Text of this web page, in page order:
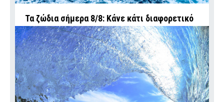
Τα ζώδια σήμερα 8/8: Κάνε κάτι διαφορετικό